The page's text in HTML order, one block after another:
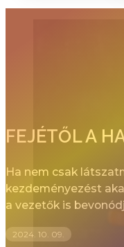
FEJÉTŐL A
Ha nem csak
kezdeményezést
a vezetők is
2024. 10. 09.